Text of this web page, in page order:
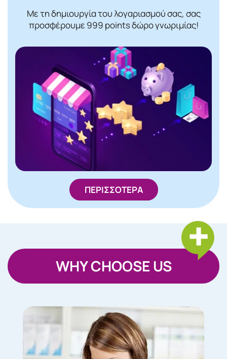
Με τη δημιουργία του λογαριασμού σας, σας
προσφέρουμε 999 points δώρο γνωριμίας!
ΠΕΡΙΣΣΟΤΕΡΑ
WHY CHOOSE US